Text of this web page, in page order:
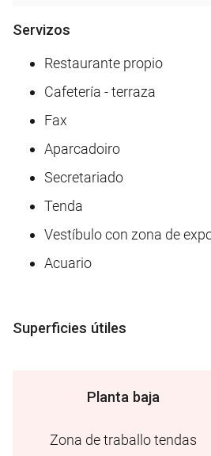
Servizos
Restaurante propio
Cafetería - terraza
Fax
Aparcadoiro
Secretariado
Tenda
Vestíbulo con zona de
Acuario
Superficies útiles
Planta baja
Zona de traballo tendas